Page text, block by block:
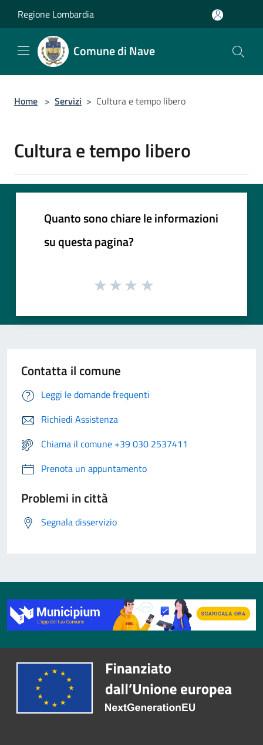
Regione Lombardia
Comune di Nave
Home > Servizi > Cultura e tempo libero
Cultura e tempo libero
Quanto sono chiare le informazioni
su questa pagina?
Contatta il comune
Leggi le domande frequenti
Richiedi Assistenza
Chiama il comune +39 030 2537411
Prenota un appuntamento
Problemi in città
Segnala disservizio